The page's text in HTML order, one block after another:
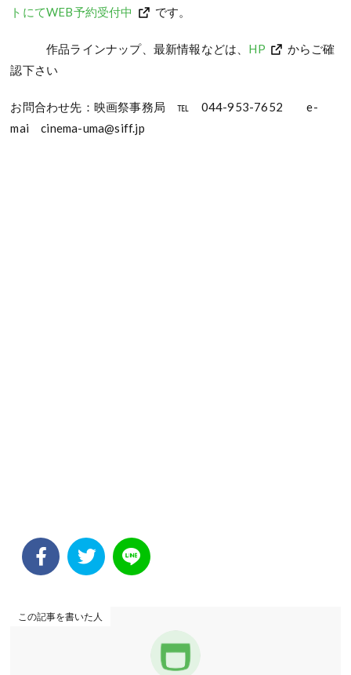
トにてWEB予約受付中
です。
作品ラインナップ、最新情報などは、 HP
からご確
認下さい
お問合わせ先：映画祭事務局 ℡ 044-953-7652 e-
mai cinema-uma@siff.jp
この記事を書いた人